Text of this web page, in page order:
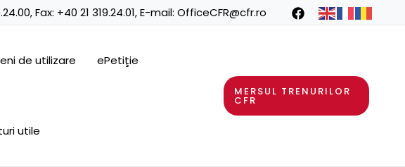
, Fax: +40 21 319.24.01, E-mail: OfficeCFR@cfr.ro
de utilizare ePetiţie
utile
MERSUL TRENURILOR
CFR